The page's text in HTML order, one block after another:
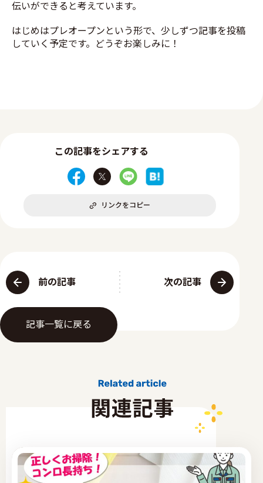
伝いができると考えています。
はじめはプレオープンという形で、少しずつ記事を投稿
していく予定です。どうぞお楽しみに！
この記事をシェアする
リンクをコピー
前の記事 次の記事
記事一覧に戻る